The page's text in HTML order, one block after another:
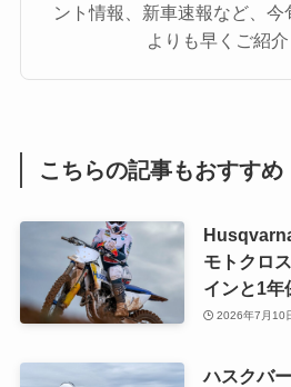
ント情報、新車速報など、今
よりも早くご紹
こちらの記事もおすすめ
モトクロ
インと1年
2026年7月10
ハスクバ